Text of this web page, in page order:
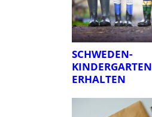
SCHWEDEN-
KINDERGARTEN
ERHALTEN